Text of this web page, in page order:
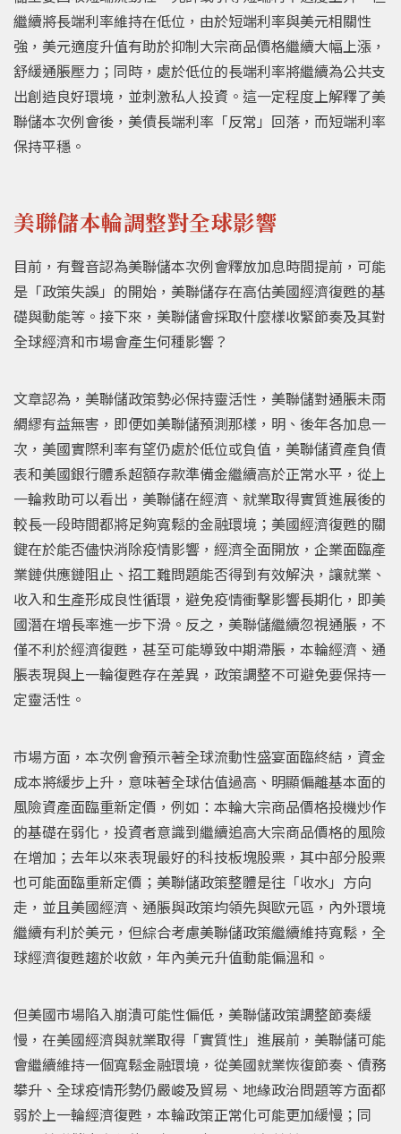
繼續將長端利率維持在低位，由於短端利率與美元相關性
強，美元適度升值有助於抑制大宗商品價格繼續大幅上漲，
舒緩通脹壓力；同時，處於低位的長端利率將繼續為公共支
出創造良好環境，並刺激私人投資。這一定程度上解釋了美
聯儲本次例會後，美債長端利率「反常」回落，而短端利率
保持平穩。
美聯儲本輪調整對全球影響
目前，有聲音認為美聯儲本次例會釋放加息時間提前，可能
是「政策失誤」的開始，美聯儲存在高估美國經濟復甦的基
礎與動能等。接下來，美聯儲會採取什麼樣收緊節奏及其對
全球經濟和市場會產生何種影響？
文章認為，美聯儲政策勢必保持靈活性，美聯儲對通脹未雨
綢繆有益無害，即便如美聯儲預測那樣，明、後年各加息一
次，美國實際利率有望仍處於低位或負值，美聯儲資產負債
表和美國銀行體系超額存款準備金繼續高於正常水平，從上
一輪救助可以看出，美聯儲在經濟、就業取得實質進展後的
較長一段時間都將足夠寬鬆的金融環境；美國經濟復甦的關
鍵在於能否儘快消除疫情影響，經濟全面開放，企業面臨產
業鏈供應鏈阻止、招工難問題能否得到有效解決，讓就業、
收入和生產形成良性循環，避免疫情衝擊影響長期化，即美
國潛在增長率進一步下滑。反之，美聯儲繼續忽視通脹，不
僅不利於經濟復甦，甚至可能導致中期滯脹，本輪經濟、通
脹表現與上一輪復甦存在差異，政策調整不可避免要保持一
定靈活性。
市場方面，本次例會預示著全球流動性盛宴面臨終結，資金
成本將緩步上升，意味著全球估值過高、明顯偏離基本面的
風險資產面臨重新定價，例如：本輪大宗商品價格投機炒作
的基礎在弱化，投資者意識到繼續追高大宗商品價格的風險
在增加；去年以來表現最好的科技板塊股票，其中部分股票
也可能面臨重新定價；美聯儲政策整體是往「收水」方向
走，並且美國經濟、通脹與政策均領先與歐元區，內外環境
繼續有利於美元，但綜合考慮美聯儲政策繼續維持寬鬆，全
球經濟復甦趨於收斂，年內美元升值動能偏溫和。
但美國市場陷入崩潰可能性偏低，美聯儲政策調整節奏緩
慢，在美國經濟與就業取得「實質性」進展前，美聯儲可能
會繼續維持一個寬鬆金融環境，從美國就業恢復節奏、債務
攀升、全球疫情形勢仍嚴峻及貿易、地緣政治問題等方面都
弱於上一輪經濟復甦，本輪政策正常化可能更加緩慢；同